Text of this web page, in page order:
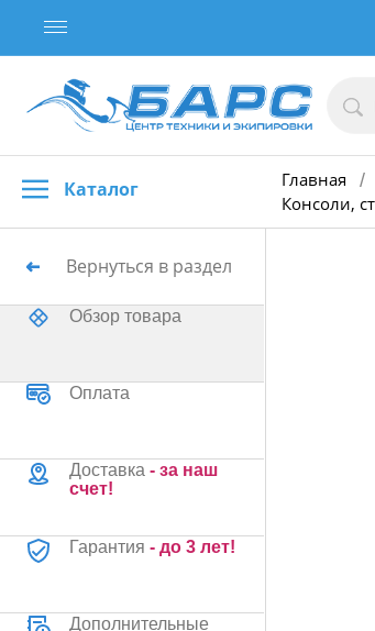
Каталог Главная /
Консоли,
Вернуться в раздел
Обзор товара
Оплата
Доставка - за наш
счет!
Гарантия - до 3 лет!
Дополнительные